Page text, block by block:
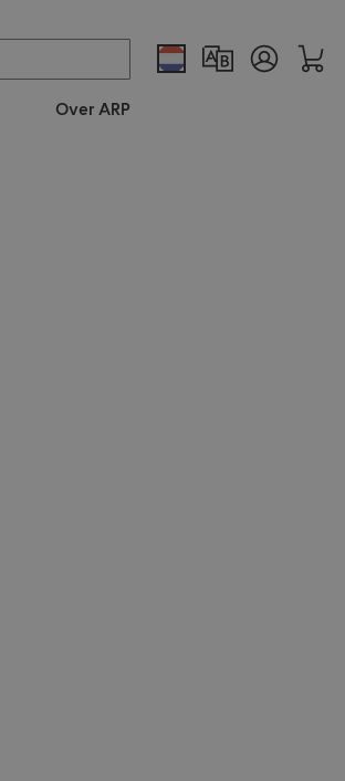
Over ARP